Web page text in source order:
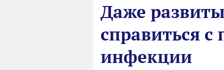
Даже
справиться
инфекции